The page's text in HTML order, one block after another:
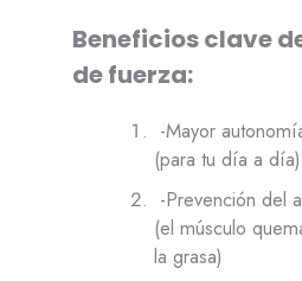
Beneficios clave
de fuerza:
-Mayor
(para tu día a día)
-Prevención del
(el músculo
la grasa)